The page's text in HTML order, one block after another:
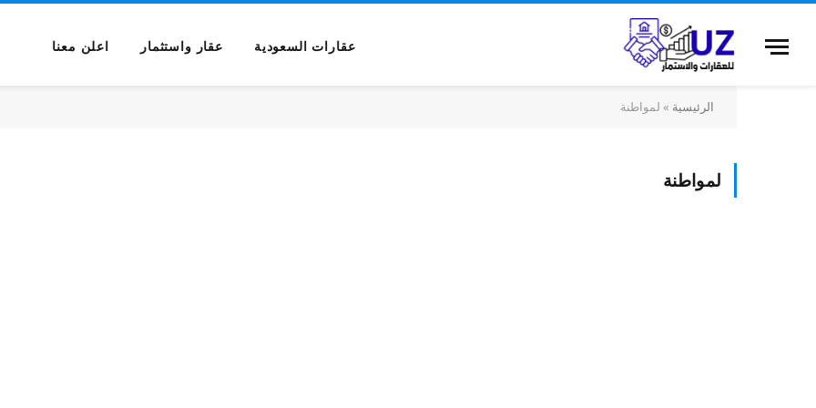
عقارات السعودية عقار واستثمار اعلن معنا
الرئيسية » لمواطنة
لمواطنة